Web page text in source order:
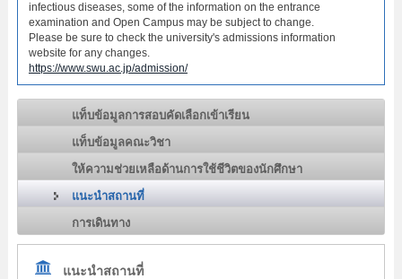
infectious diseases, some of the information on the entrance
examination and Open Campus may be subject to change.
Please be sure to check the university's admissions information
website for any changes.
https://www.swu.ac.jp/admission/
แท็บข้อมูลการสอบคัดเลือกเข้าเรียน
แท็บข้อมูลคณะวิชา
ให้ความช่วยเหลือด้านการใช้ชีวิตของนักศึกษา
แนะนำสถานที่
การเดินทาง
แนะนำสถานที่